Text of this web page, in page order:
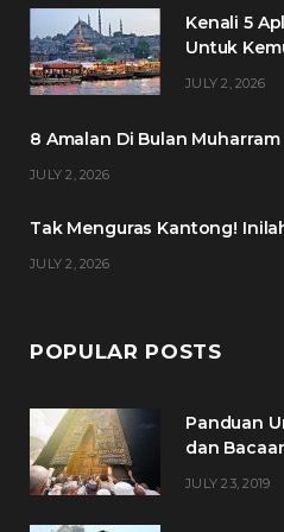
b
t
Kenali 5
Untuk
JULY 2, 2026
8 Amalan Di Bulan
JULY 2, 2026
Tak Menguras Kantong!
JULY 2, 2026
POPULAR POSTS
Panduan
dan
JULY 23, 2019